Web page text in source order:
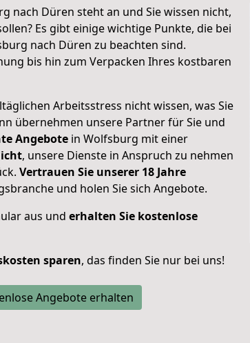
nach Düren steht an und Sie wissen nicht,
Es gibt einige wichtige Punkte, die bei
nach Düren zu beachten sind.
bis hin zum Verpacken Ihres kostbaren
Arbeitsstress nicht wissen, was Sie
übernehmen unsere Partner für Sie und
Angebote in Wolfsburg mit einer
, unsere Dienste in Anspruch zu nehmen
Vertrauen Sie unserer 18 Jahre
und holen Sie sich Angebote.
aus und erhalten Sie kostenlose
sparen, das finden Sie nur bei uns!
Angebote erhalten